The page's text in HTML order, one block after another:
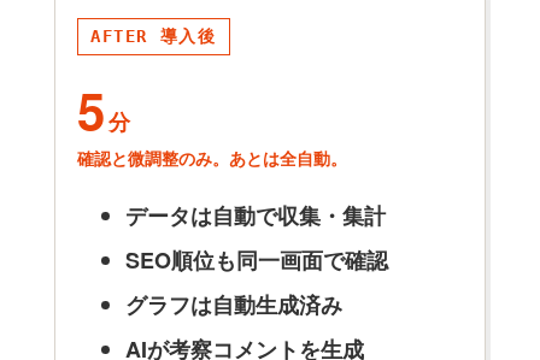
AFTER 導入後
5分
確認と微調整のみ。あとは全自動。
データは自動で収集・集計
SEO順位も同一画面で確認
グラフは自動生成済み
AIが考察コメントを生成